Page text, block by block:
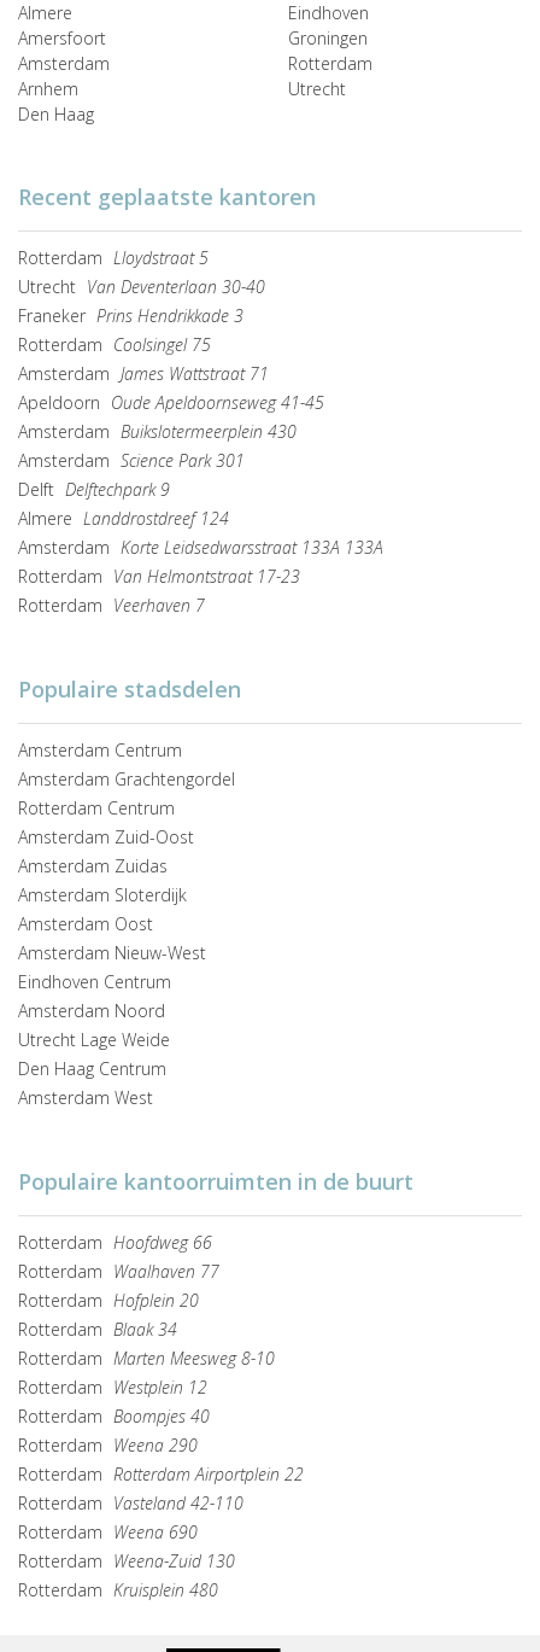
Almere
Amersfoort
Amsterdam
Arnhem
Den Haag
Eindhoven
Groningen
Rotterdam
Utrecht
Recent geplaatste kantoren
Rotterdam Lloydstraat 5
Utrecht Van Deventerlaan 30-40
Franeker Prins Hendrikkade 3
Rotterdam Coolsingel 75
Amsterdam James Wattstraat 71
Apeldoorn Oude Apeldoornseweg 41-45
Amsterdam Buikslotermeerplein 430
Amsterdam Science Park 301
Delft Delftechpark 9
Almere Landdrostdreef 124
Amsterdam Korte Leidsedwarsstraat 133A 133A
Rotterdam Van Helmontstraat 17-23
Rotterdam Veerhaven 7
Populaire stadsdelen
Amsterdam Centrum
Amsterdam Grachtengordel
Rotterdam Centrum
Amsterdam Zuid-Oost
Amsterdam Zuidas
Amsterdam Sloterdijk
Amsterdam Oost
Amsterdam Nieuw-West
Eindhoven Centrum
Amsterdam Noord
Utrecht Lage Weide
Den Haag Centrum
Amsterdam West
Populaire kantoorruimten in de buurt
Rotterdam Hoofdweg 66
Rotterdam Waalhaven 77
Rotterdam Hofplein 20
Rotterdam Blaak 34
Rotterdam Marten Meesweg 8-10
Rotterdam Westplein 12
Rotterdam Boompjes 40
Rotterdam Weena 290
Rotterdam Rotterdam Airportplein 22
Rotterdam Vasteland 42-110
Rotterdam Weena 690
Rotterdam Weena-Zuid 130
Rotterdam Kruisplein 480